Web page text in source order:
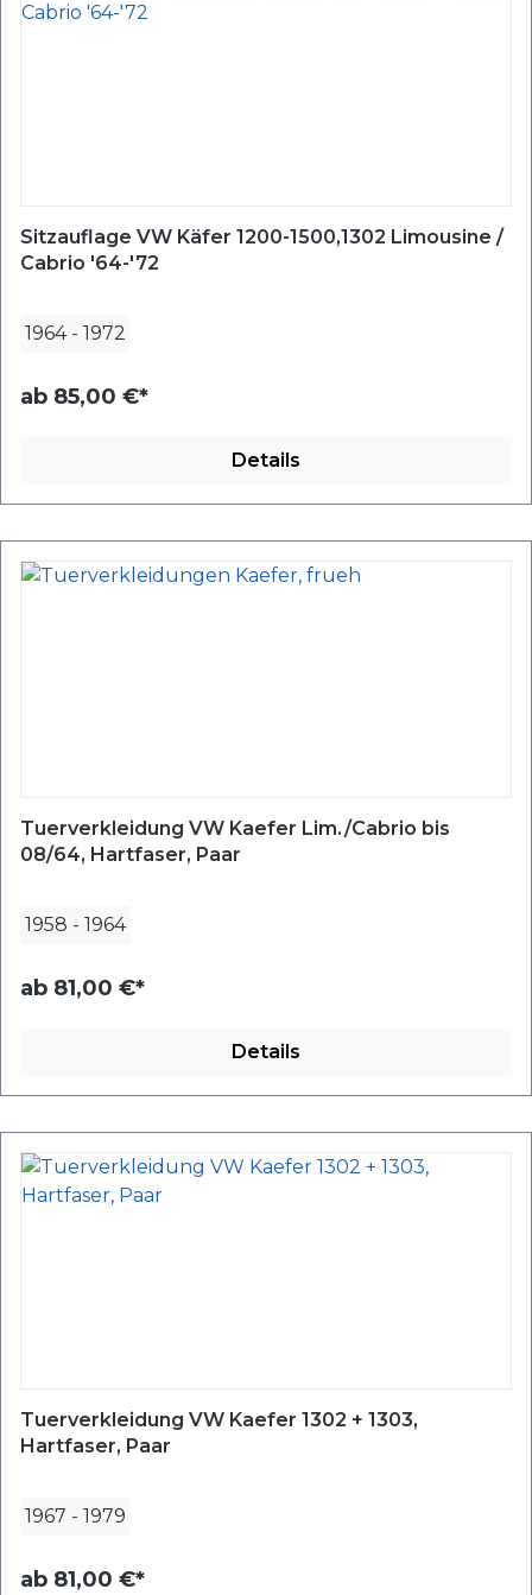
Sitzauflage VW Käfer 1200-1500,1302 Limousine /
Cabrio '64-'72
1964 - 1972
ab 85,00 €*
Details
Tuerverkleidung VW Kaefer Lim./Cabrio bis
08/64, Hartfaser, Paar
1958 - 1964
ab 81,00 €*
Details
Tuerverkleidung VW Kaefer 1302 + 1303,
Hartfaser, Paar
1967 - 1979
ab 81,00 €*